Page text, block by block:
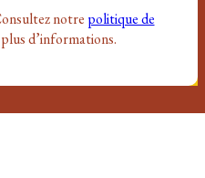
notre politique de
d’informations.